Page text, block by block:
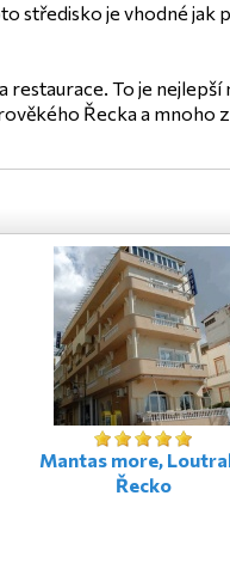
středisko je vhodné jak
To je
Řecka a mnoho
Mantas more,
Řecko